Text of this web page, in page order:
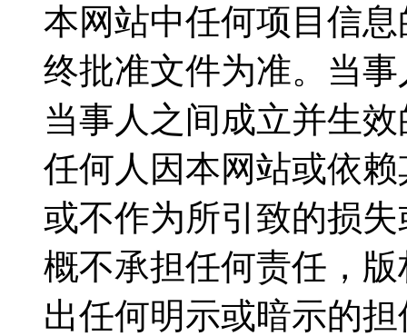
本网站中任何项目信
终批准文件为准。当
当事人之间成立并生
任何人因本网站或依
或不作为所引致的损
概不承担任何责任，
出任何明示或暗示的